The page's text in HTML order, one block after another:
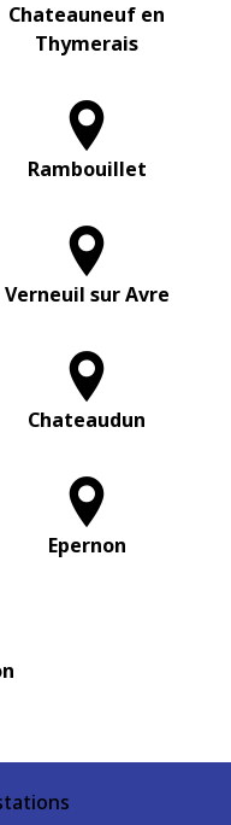
Chateauneuf en
Thymerais
Rambouillet
Verneuil sur Avre
Chateaudun
Epernon